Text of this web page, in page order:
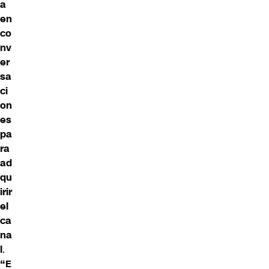
a
en
co
nv
er
sa
ci
on
es
pa
ra
ad
qu
irir
el
ca
na
l.
“E